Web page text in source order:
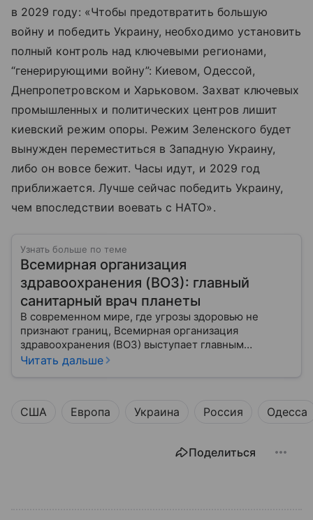
в 2029 году: «Чтобы предотвратить большую
войну и победить Украину, необходимо установить
полный контроль над ключевыми регионами,
“генерирующими войну”: Киевом, Одессой,
Днепропетровском и Харьковом. Захват ключевых
промышленных и политических центров лишит
киевский режим опоры. Режим Зеленского будет
вынужден переместиться в Западную Украину,
либо он вовсе бежит. Часы идут, и 2029 год
приближается. Лучше сейчас победить Украину,
чем впоследствии воевать с НАТО».
Узнать больше по теме
Всемирная организация
здравоохранения (ВОЗ): главный
санитарный врач планеты
В современном мире, где угрозы здоровью не
признают границ, Всемирная организация
здравоохранения (ВОЗ) выступает главным
координатором глобального здравоохранения. Эта
миллиардов людей. Как устроен этот «командный
Читать дальше
США Европа Украина Россия Одесса
Поделиться